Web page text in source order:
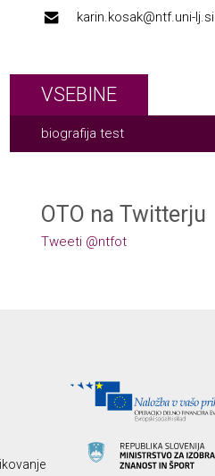
karin.kosak@ntf.uni-lj.si
VSEBINE
biografija test
OTO na Twitterju
Tweeti @ntfot